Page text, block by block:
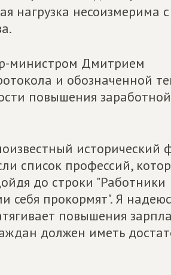
нагрузка несоизмерима с
министром Дмитрием
и обозначенной
повышения
исторический
список профессий,
до строки "Работники
себя прокормят". Я
повышения
должен иметь